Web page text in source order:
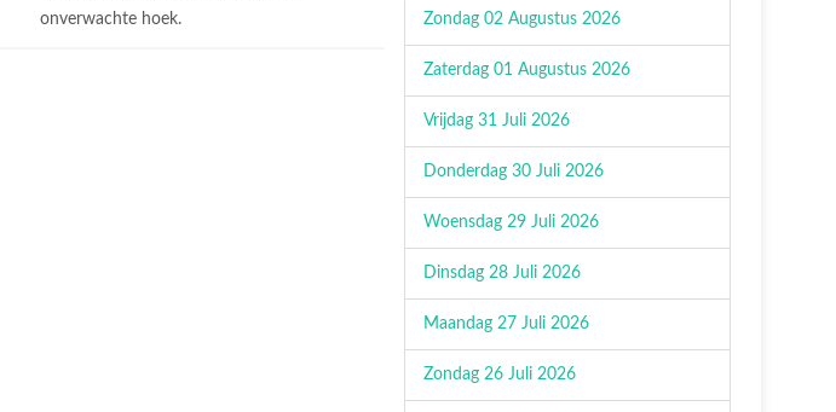
onverwachte hoek.
Zondag 02 Augustus 2026
Zaterdag 01 Augustus 2026
Vrijdag 31 Juli 2026
Donderdag 30 Juli 2026
Woensdag 29 Juli 2026
Dinsdag 28 Juli 2026
Maandag 27 Juli 2026
Zondag 26 Juli 2026